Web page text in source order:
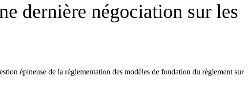
dernière négociation sur les
épineuse de la réglementation des modèles de fondation du règlement sur